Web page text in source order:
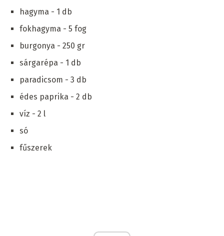
hagyma - 1 db
fokhagyma - 5 fog
burgonya - 250 gr
sárgarépa - 1 db
paradicsom - 3 db
édes paprika - 2 db
víz - 2 l
só
fűszerek